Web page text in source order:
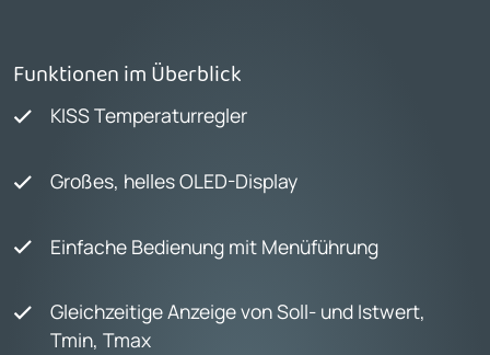
Funktionen im Überblick
KISS Temperaturregler
Großes, helles OLED-Display
Einfache Bedienung mit Menüführung
Gleichzeitige Anzeige von Soll- und Istwert,
Tmin, Tmax